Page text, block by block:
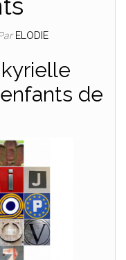
ELODIE
de